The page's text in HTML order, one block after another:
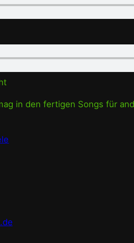
in den fertigen Songs für